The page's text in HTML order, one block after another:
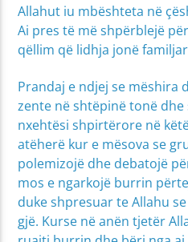
Allahut iu mbështeta në
Ai pres të më shpërblejë
qëllim që lidhja jonë
Prandaj e ndjej se mëshira
zente në shtëpinë tonë
nxehtësi shpirtërore në
atëherë kur e mësova se
polemizojë dhe debatojë
mos e ngarkojë burrin
duke shpresuar te Allahu
gjë. Kurse në anën tjetër